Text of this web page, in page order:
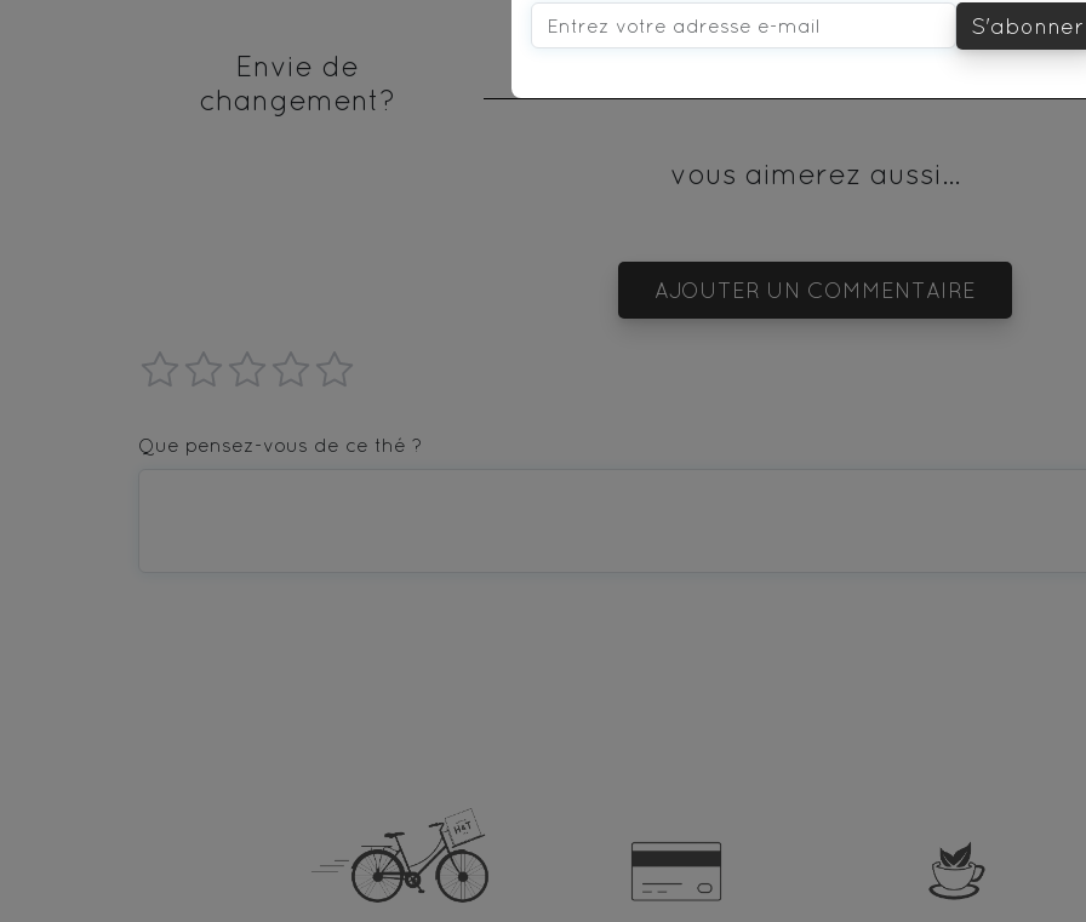
Envie de
changement?
vous aimerez aussi...
AJOUTER UN COMMENTAIRE
star
—
—
stars
Que pensez-vous de ce thé ?
S'abonner